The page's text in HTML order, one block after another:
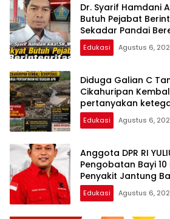
Dr. Syarif Hamdani
Butuh Pejabat
Sekadar Pandai
Edukasi Agustus 6,
Diduga Galian C
Cikahuripan
pertanyakan
penegak hukum )
Edukasi Agustus 6,
Anggota DPR RI YULIUS SETIARTO Kawal
Pengobatan Bayi
Penyakit Jantung
Kita
Edukasi Agustus 6,